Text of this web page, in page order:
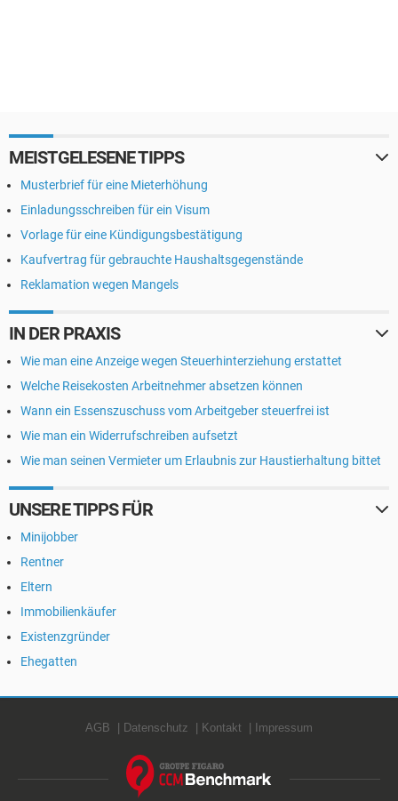
MEISTGELESENE TIPPS
Musterbrief für eine Mieterhöhung
Einladungsschreiben für ein Visum
Vorlage für eine Kündigungsbestätigung
Kaufvertrag für gebrauchte Haushaltsgegenstände
Reklamation wegen Mangels
IN DER PRAXIS
Wie man eine Anzeige wegen Steuerhinterziehung erstattet
Welche Reisekosten Arbeitnehmer absetzen können
Wann ein Essenszuschuss vom Arbeitgeber steuerfrei ist
Wie man ein Widerrufschreiben aufsetzt
Wie man seinen Vermieter um Erlaubnis zur Haustierhaltung bittet
UNSERE TIPPS FÜR
Minijobber
Rentner
Eltern
Immobilienkäufer
Existenzgründer
Ehegatten
AGB Datenschutz Kontakt Impressum